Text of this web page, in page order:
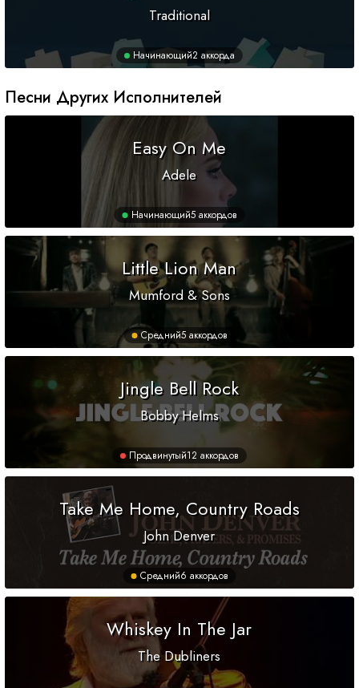
Traditional
Начинающий2 аккорда
Песни Других Исполнителей
Easy On Me
Adele
Начинающий5 аккордов
Little Lion Man
Mumford & Sons
Средний5 аккордов
Jingle Bell Rock
Bobby Helms
Продвинутый12 аккордов
Take Me Home, Country Roads
John Denver
Средний6 аккордов
Whiskey In The Jar
The Dubliners